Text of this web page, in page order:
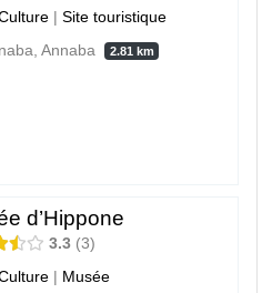
|Site touristique
Annaba
2.81 km
d’Hippone
3.3 3
| Musée